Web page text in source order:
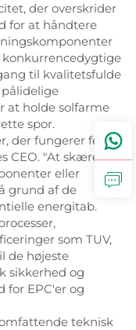
der overskrider
for at håndtere
konkurrencedygtige
til kvalitetsfulde
at holde solfarme
spor.
der fungerer fejlfrit
CEO. "At skære
eller
grund af de
energitab.
som TUV,
de højeste
sikkerhed og
for EPC'er og
teknisk